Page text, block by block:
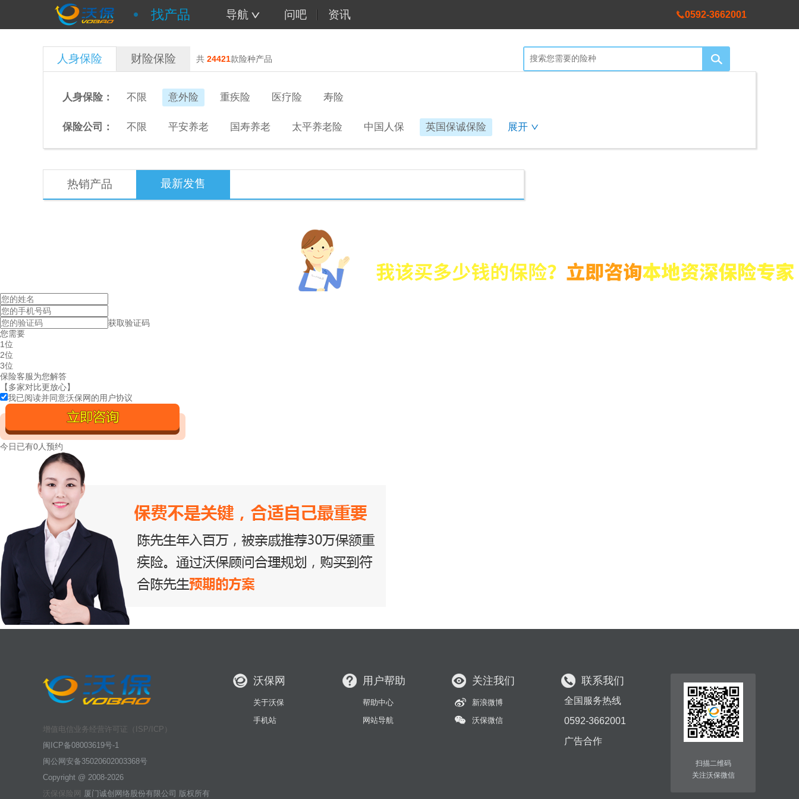
找产品 导航 问吧 资讯 0592-3662001
人身保险 财险保险 共 24421款险种产品
人身保险： 不限 意外险 重疾险 医疗险 寿险
保险公司： 不限 平安养老 国寿养老 太平养老险 中国人保 英国保诚保险 展开
热销产品 最新发售
获取验证码
您需要
1位
2位
3位
保险客服为您解答
【多家对比更放心】
我已阅读并同意沃保网的用户协议
今日已有0人预约
增值电信业务经营许可证（ISP/ICP）
闽ICP备08003619号-1
闽公网安备35020602003368号
Copyright @ 2008-2026
沃保保险网 厦门诚创网络股份有限公司 版权所有
沃保网
关于沃保
手机站
用户帮助
帮助中心
网站导航
关注我们
新浪微博
沃保微信
联系我们
全国服务热线
0592-3662001
广告合作
扫描二维码
关注沃保微信